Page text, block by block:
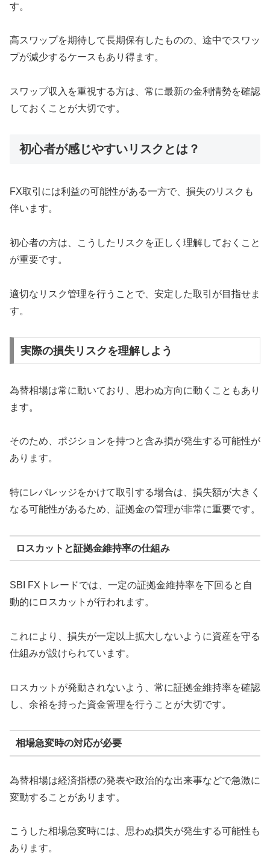
す。
高スワップを期待して長期保有したものの、途中でスワッ
プが減少するケースもあり得ます。
スワップ収入を重視する方は、常に最新の金利情勢を確認
しておくことが大切です。
初心者が感じやすいリスクとは？
FX取引には利益の可能性がある一方で、損失のリスクも
伴います。
初心者の方は、こうしたリスクを正しく理解しておくこと
が重要です。
適切なリスク管理を行うことで、安定した取引が目指せま
す。
実際の損失リスクを理解しよう
為替相場は常に動いており、思わぬ方向に動くこともあり
ます。
そのため、ポジションを持つと含み損が発生する可能性が
あります。
特にレバレッジをかけて取引する場合は、損失額が大きく
なる可能性があるため、証拠金の管理が非常に重要です。
ロスカットと証拠金維持率の仕組み
SBI FXトレードでは、一定の証拠金維持率を下回ると自
動的にロスカットが行われます。
これにより、損失が一定以上拡大しないように資産を守る
仕組みが設けられています。
ロスカットが発動されないよう、常に証拠金維持率を確認
し、余裕を持った資金管理を行うことが大切です。
相場急変時の対応が必要
為替相場は経済指標の発表や政治的な出来事などで急激に
変動することがあります。
こうした相場急変時には、思わぬ損失が発生する可能性も
あります。